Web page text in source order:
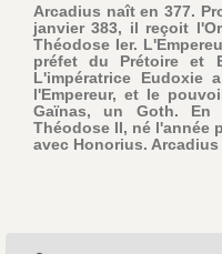
Arcadius naît en 377.
janvier 383, il reçoit
Théodose Ier.
préfet du Prétoire et
L'impératrice Eudoxie
l'Empereur, et le
Gaïnas, un Goth. En
Théodose II, né l'année
avec Honorius. Arcadius